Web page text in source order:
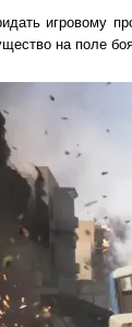
игровому
на поле